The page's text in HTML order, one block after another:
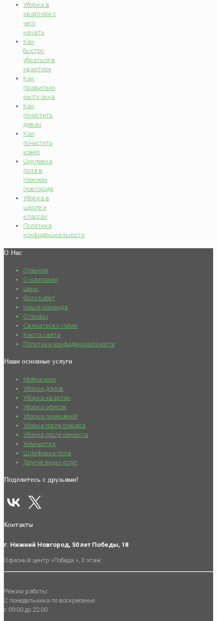
Уборка в
квартире с
чего
начать
Как
быстро
убраться в
квартире
Как
правильно
мыть окна
Как
почистить
диван
Как
почистить
ковер
Циклевка
пола в
Нижнем
Новгороде
Уборка в
школе и
классах
Политика
конфиденциальности
О Нас
Главная
О компании
Цены
Фото работ
Наша команда
Отзывы
Связаться с Нами
Карта сайта
Политика конфиденциальности
Наши основные услуги
Мойка окон
Уборка домов
Уборка квартир
Уборка офисов
Уборка помещений
Уборка после пожара
Уборка после ремонта
Химчистка
Шлифовка пола
Другие виды услуг
Поделитесь с друзьями!
Контакты
г. Нижний Новгород, 50 лет Победы, 18
Офисный центр «Победа », 3 этаж.
Режим работы:
С понедельника по воскресенье:
с 09:00 до 22:00